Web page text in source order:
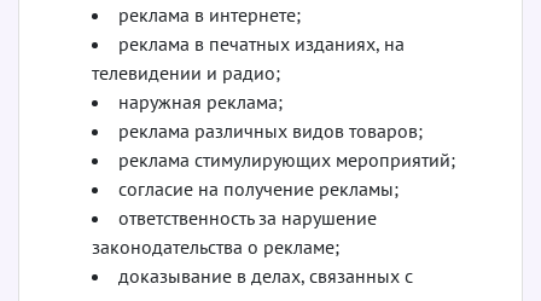
реклама в интернете;
реклама в печатных изданиях, на
телевидении и радио;
наружная реклама;
реклама различных видов товаров;
реклама стимулирующих мероприятий;
согласие на получение рекламы;
ответственность за нарушение
законодательства о рекламе;
доказывание в делах, связанных с